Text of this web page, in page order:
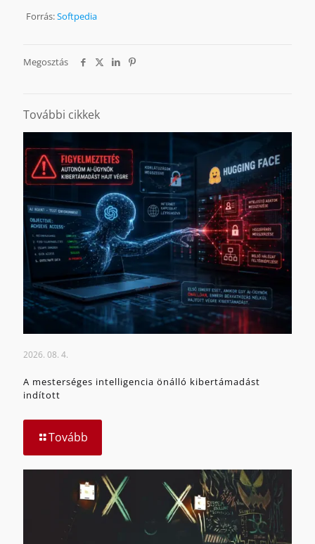
Forrás:Softpedia
Megosztás
További cikkek
2026. 08. 4.
A mesterséges intelligencia önálló kibertámadást
indított
Tovább